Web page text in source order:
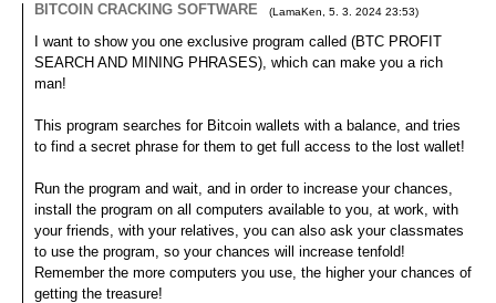
BITCOIN CRACKING SOFTWARE
(LamaKen 5. 3. 2024 23:53)
I want to show you one exclusive program called (BTC PROFIT
SEARCH AND MINING PHRASES), which can make you a rich
man!
This program searches for Bitcoin wallets with a balance, and tries
to find a secret phrase for them to get full access to the lost wallet!
Run the program and wait, and in order to increase your chances,
install the program on all computers available to you, at work, with
your friends, with your relatives, you can also ask your classmates
to use the program, so your chances will increase tenfold!
Remember the more computers you use, the higher your chances of
getting the treasure!